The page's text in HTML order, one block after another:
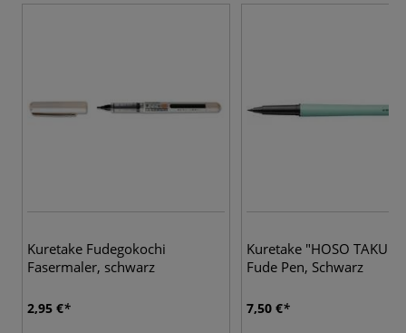
Kuretake Fudegokochi
Fasermaler, schwarz
2,95 €
Kuretake "HOSO TAKU"
Fude Pen, Schwarz
7,50 €